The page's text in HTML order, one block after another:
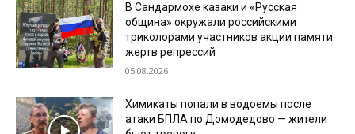
В Сандармохе казаки и «Русская
община» окружали российскими
триколорами участников акции памяти
жертв репрессий
05.08.2026
Химикаты попали в водоемы после
атаки БПЛА по Домодедово — жители